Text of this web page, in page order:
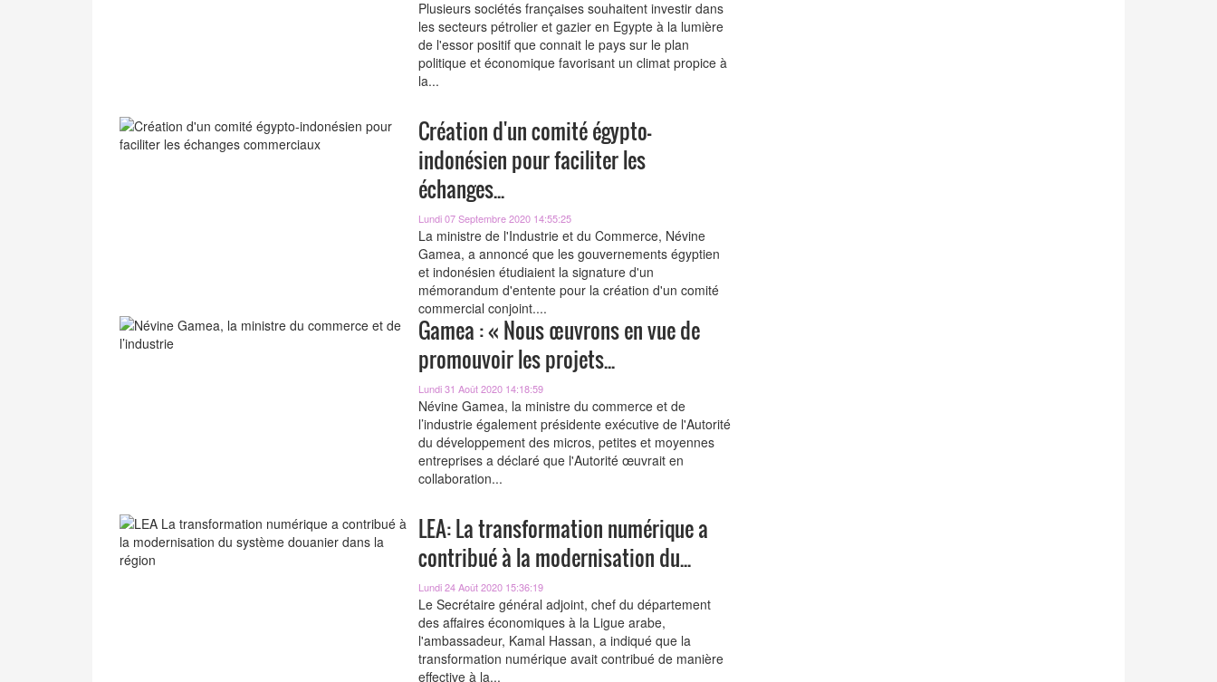
Plusieurs sociétés françaises souhaitent investir dans
les secteurs pétrolier et gazier en Egypte à la lumière
de l'essor positif que connait le pays sur le plan
politique et économique favorisant un climat propice à
la...
Création d'un comité égypto-
indonésien pour faciliter les
échanges...
Lundi 07 Septembre 2020 14:55:25
La ministre de l'Industrie et du Commerce, Névine
Gamea, a annoncé que les gouvernements égyptien
et indonésien étudiaient la signature d'un
mémorandum d'entente pour la création d'un comité
commercial conjoint....
Gamea : « Nous œuvrons en vue de
promouvoir les projets...
Lundi 31 Août 2020 14:18:59
Névine Gamea, la ministre du commerce et de
l’industrie également présidente exécutive de l'Autorité
du développement des micros, petites et moyennes
entreprises a déclaré que l'Autorité œuvrait en
collaboration...
LEA: La transformation numérique a
contribué à la modernisation du...
Lundi 24 Août 2020 15:36:19
Le Secrétaire général adjoint, chef du département
des affaires économiques à la Ligue arabe,
l'ambassadeur, Kamal Hassan, a indiqué que la
transformation numérique avait contribué de manière
effective à la...